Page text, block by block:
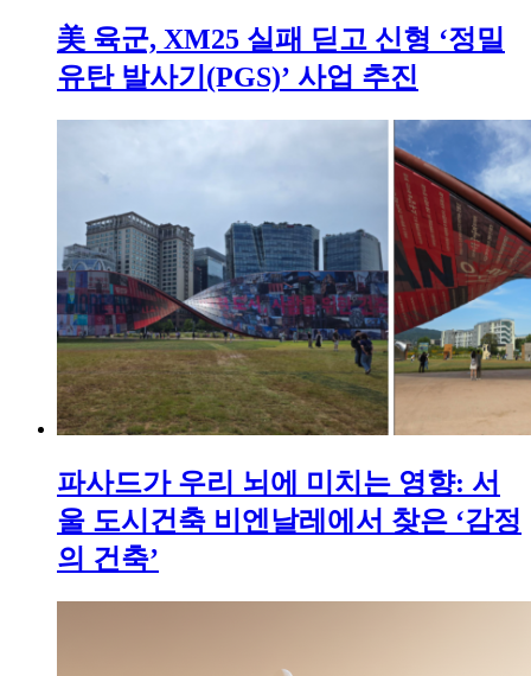
美 육군, XM25 실패 딛고 신형 ‘정밀
유탄 발사기(PGS)’ 사업 추진
파사드가 우리 뇌에 미치는 영향: 서
울 도시건축 비엔날레에서 찾은 ‘감정
의 건축’